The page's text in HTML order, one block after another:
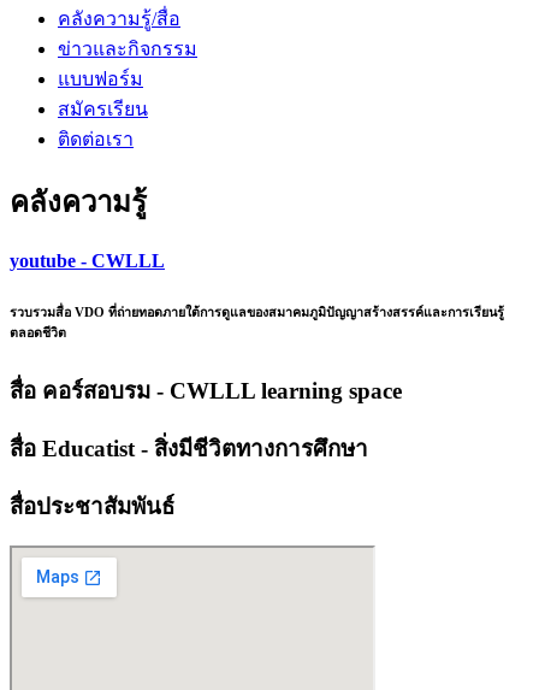
คลังความรู้/สื่อ
ข่าวและกิจกรรม
แบบฟอร์ม
สมัครเรียน
ติดต่อเรา
คลังความรู้
youtube - CWLLL
รวบรวมสื่อ VDO ที่ถ่ายทอดภายใต้การดูแลของสมาคมภูมิปัญญาสร้างสรรค์และการเรียนรู้
ตลอดชีวิต
สื่อ คอร์สอบรม - CWLLL learning space
สื่อ Educatist - สิ่งมีชีวิตทางการศึกษา
สื่อประชาสัมพันธ์